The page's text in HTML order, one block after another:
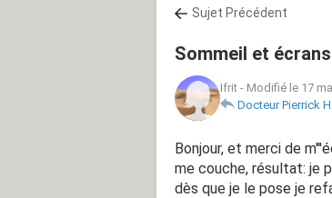
Sujet Précédent
Sommeil et écrans
Ifrit - Modifié le 17
Docteur Pierrick
Bonjour, et merci de
me couche, résultat: je
dès que je le pose je